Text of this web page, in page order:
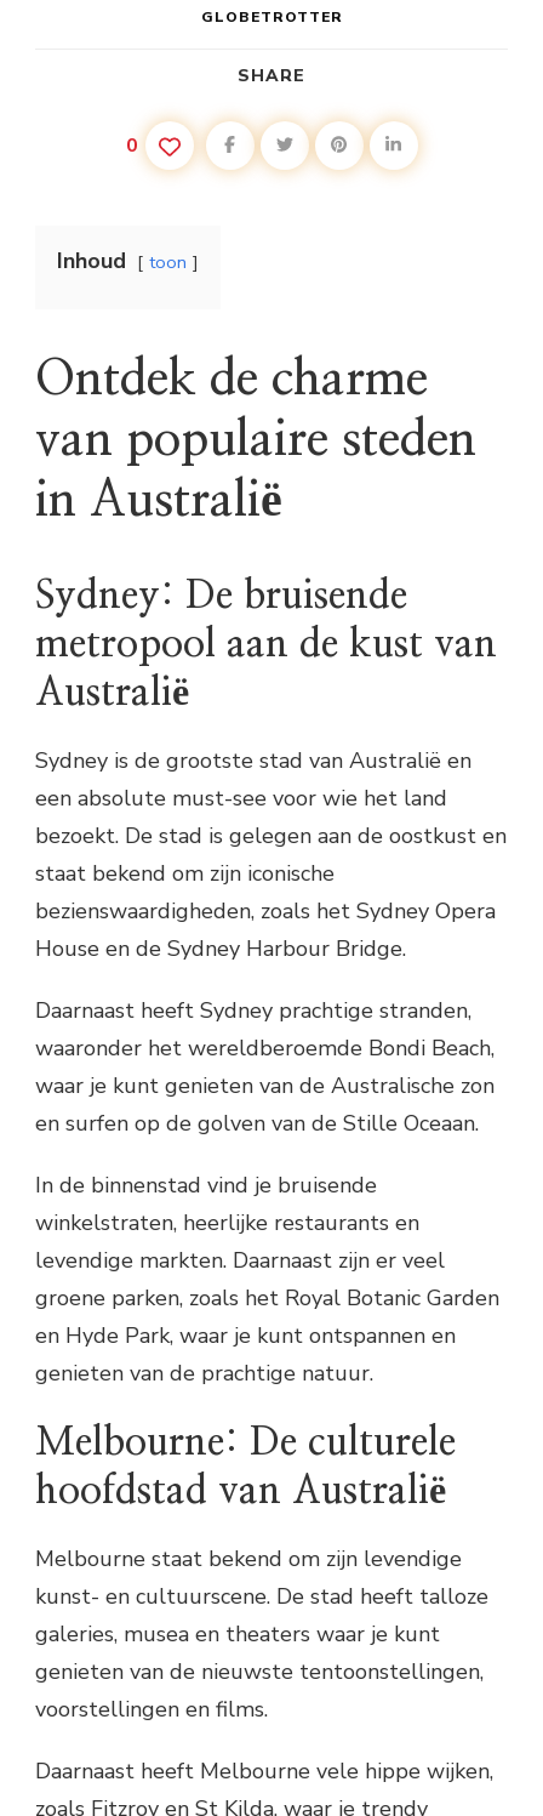
GLOBETROTTER
SHARE
0
Inhoud toon
Ontdek de charme
van populaire steden
in Australië
Sydney: De bruisende
metropool aan de kust van
Australië
Sydney is de grootste stad van Australië en
een absolute must-see voor wie het land
bezoekt. De stad is gelegen aan de oostkust en
staat bekend om zijn iconische
bezienswaardigheden, zoals het Sydney Opera
House en de Sydney Harbour Bridge.
Daarnaast heeft Sydney prachtige stranden,
waaronder het wereldberoemde Bondi Beach,
waar je kunt genieten van de Australische zon
en surfen op de golven van de Stille Oceaan.
In de binnenstad vind je bruisende
winkelstraten, heerlijke restaurants en
levendige markten. Daarnaast zijn er veel
groene parken, zoals het Royal Botanic Garden
en Hyde Park, waar je kunt ontspannen en
genieten van de prachtige natuur.
Melbourne: De culturele
hoofdstad van Australië
Melbourne staat bekend om zijn levendige
kunst- en cultuurscene. De stad heeft talloze
galeries, musea en theaters waar je kunt
genieten van de nieuwste tentoonstellingen,
voorstellingen en films.
Daarnaast heeft Melbourne vele hippe wijken,
zoals Fitzroy en St Kilda, waar je trendy